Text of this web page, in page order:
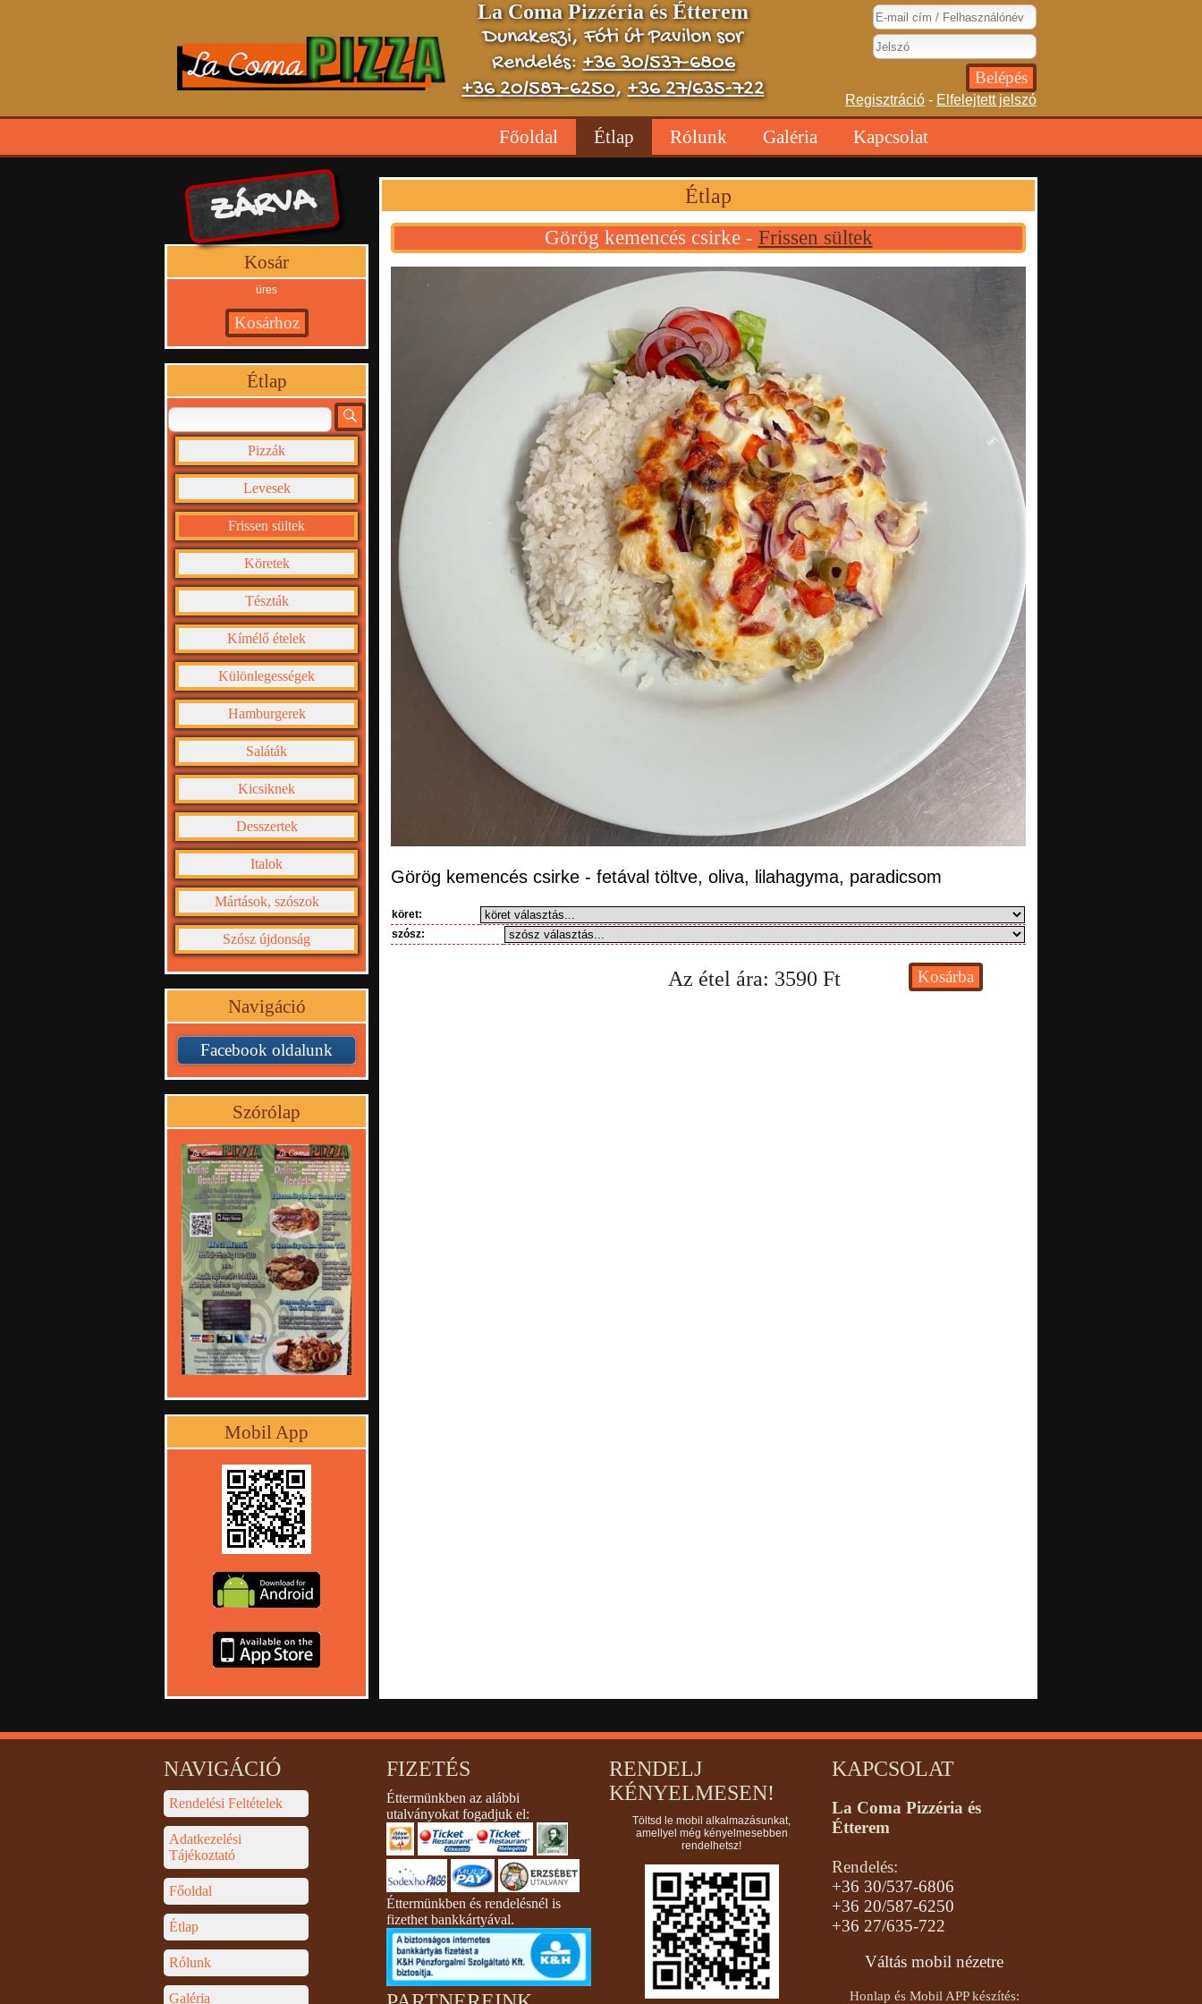
La Coma Pizzéria és Étterem
Dunakeszi, Fóti út Pavilon sor
Rendelés:+36 30/537-6806
+36 20/587-6250,+36 27/635-722 Regisztráció - Elfelejtett jelszó
Főoldal Étlap Rólunk Galéria Kapcsolat
ZÁRVA
Kosár
üres
Étlap
Pizzák
Levesek
Frissen sültek
Köretek
Tészták
Kímélő ételek
Különlegességek
Hamburgerek
Saláták
Kicsiknek
Desszertek
Italok
Mártások, szószok
Szósz újdonság
Navigáció
Facebook oldalunk
Szórólap
Mobil App
Étlap
Görög kemencés csirke - Frissen sültek
Görög kemencés csirke - fetával töltve, oliva, lilahagyma, paradicsom
köret:
szósz:
Az étel ára: 3590 Ft
NAVIGÁCIÓ
Rendelési Feltételek
Adatkezelési
Tájékoztató
Főoldal
Étlap
Rólunk
Galéria
FIZETÉS
Éttermünkben az alábbi
utalványokat fogadjuk el:
Éttermünkben és rendelésnél is
fizethet bankkártyával.
RENDELJ
KÉNYELMESEN!
Töltsd le mobil alkalmazásunkat,
amellyel még kényelmesebben
rendelhetsz!
KAPCSOLAT
La Coma Pizzéria és
Étterem
Rendelés:
+36 30/537-6806
+36 20/587-6250
+36 27/635-722
Váltás mobil nézetre
Honlap és Mobil APP készítés: